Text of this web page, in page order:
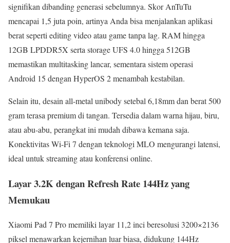
signifikan dibanding generasi sebelumnya. Skor AnTuTu
mencapai 1,5 juta poin, artinya Anda bisa menjalankan aplikasi
berat seperti editing video atau game tanpa lag. RAM hingga
12GB LPDDR5X serta storage UFS 4.0 hingga 512GB
memastikan multitasking lancar, sementara sistem operasi
Android 15 dengan HyperOS 2 menambah kestabilan.
Selain itu, desain all-metal unibody setebal 6,18mm dan berat 500
gram terasa premium di tangan. Tersedia dalam warna hijau, biru,
atau abu-abu, perangkat ini mudah dibawa kemana saja.
Konektivitas Wi-Fi 7 dengan teknologi MLO mengurangi latensi,
ideal untuk streaming atau konferensi online.
Layar 3.2K dengan Refresh Rate 144Hz yang
Memukau
Xiaomi Pad 7 Pro memiliki layar 11,2 inci beresolusi 3200×2136
piksel menawarkan kejernihan luar biasa, didukung 144Hz